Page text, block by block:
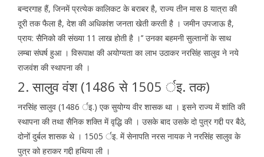
बन्दरगाह हैं, जिनमें प्रत्येक कालिकट के बराबर है, राज्य तीन मास 8 यात्रा की
दूरी तक फैला है, देश की अधिकांश जनता खेती करती है । जमीन उपजाऊ है,
प्राय: सैनिको की संख्या 11 लाख होती है ।’’ उनका बहमनी सुल्तानों के साथ
लम्बा संघर्ष हुआ । विरूपाक्ष की अयोग्यता का लाभ उठाकर नरसिंह सालुव ने नये
राजवंश की स्थापना की ।
2. सालुव वंश (1486 से 1505 र्इ. तक)
नरसिंह सालुव (1486 र्इ.) एक सुयोग्य वीर शासक था । इसने राज्य में शांति की
स्थापना की तथा सैनिक शक्ति में वृद्धि की । उसके बाद उसके दो पुत्र गद्दी पर बैठे,
दोनों दुर्बल शासक थे । 1505 र्इ. में सेनापति नरस नायक ने नरसिंह सालुव के
पुत्र को हराकर गद्दी हथिया ली ।